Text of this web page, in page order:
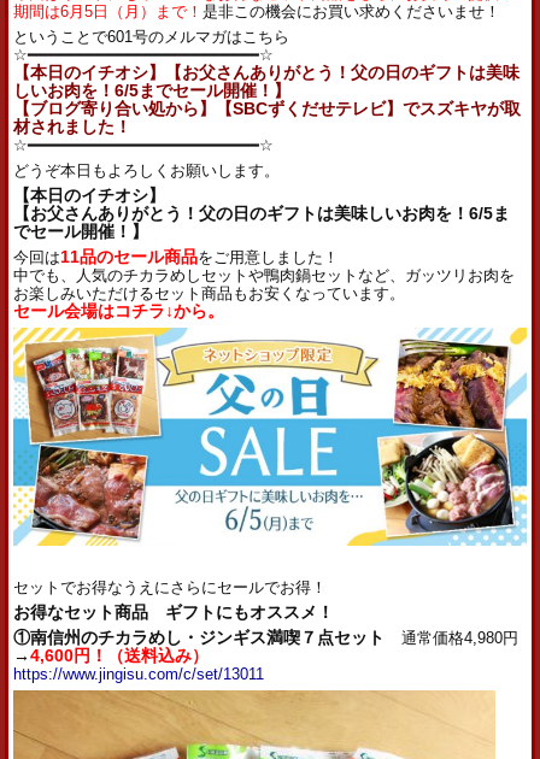
期間は6月5日（月）まで！是非この機会にお買い求めくださいませ！
ということで601号のメルマガはこちら
☆━━━━━━━━━━━━━━━━━━━━━━━━☆
【本日のイチオシ】【お父さんありがとう！父の日のギフトは美味
しいお肉を！6/5までセール開催！】
【ブログ寄り合い処から】【SBCずくだせテレビ】でスズキヤが取
材されました！
☆━━━━━━━━━━━━━━━━━━━━━━━━☆
どうぞ本日もよろしくお願いします。
【本日のイチオシ】
【お父さんありがとう！父の日のギフトは美味しいお肉を！6/5ま
でセール開催！】
今回は11品のセール商品をご用意しました！
中でも、人気のチカラめしセットや鴨肉鍋セットなど、ガッツリお肉を
お楽しみいただけるセット商品もお安くなっています。
セール会場はコチラ↓から。
セットでお得なうえにさらにセールでお得！
お得なセット商品 ギフトにもオススメ！
①南信州のチカラめし・ジンギス満喫７点セット通常価格4,980円
→4,600円！（送料込み）
https://www.jingisu.com/c/set/13011